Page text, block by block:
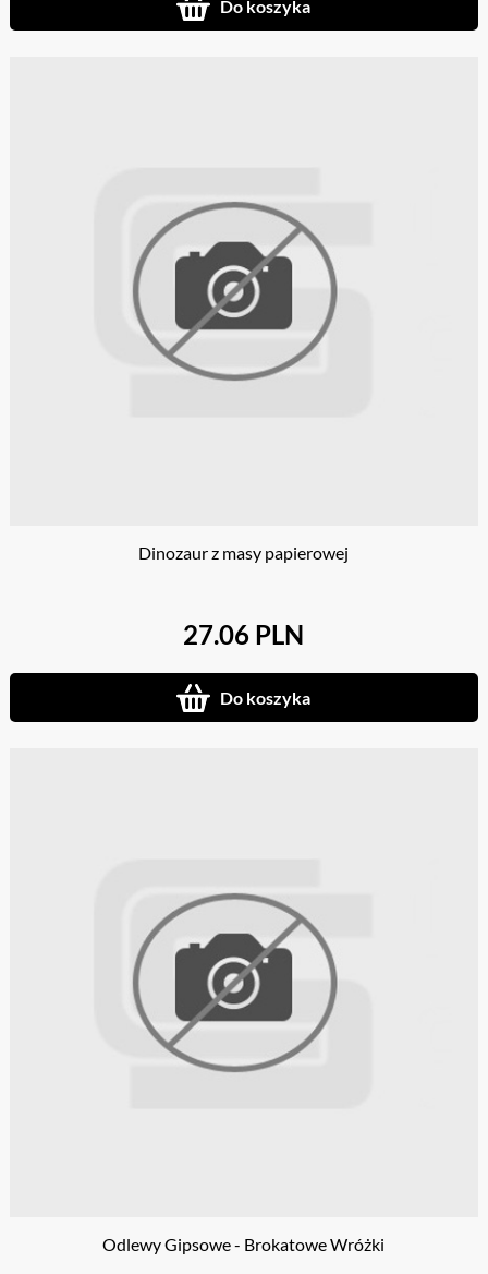
Do koszyka
Dinozaur z masy papierowej
27.06 PLN
Do koszyka
Odlewy Gipsowe - Brokatowe Wróżki